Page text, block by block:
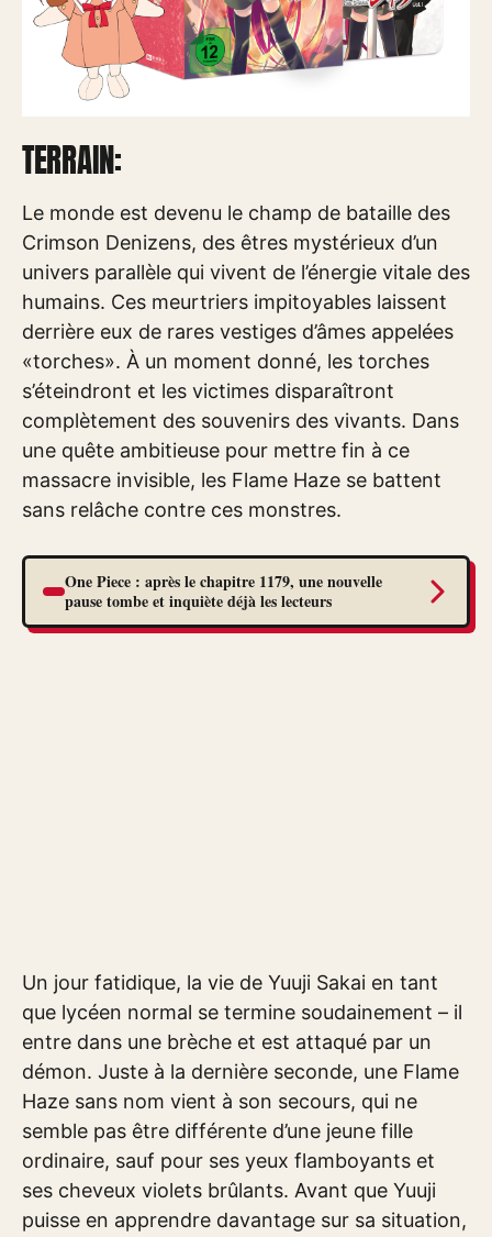
TERRAIN:
Le monde est devenu le champ de bataille des
Crimson Denizens, des êtres mystérieux d’un
univers parallèle qui vivent de l’énergie vitale des
humains. Ces meurtriers impitoyables laissent
derrière eux de rares vestiges d’âmes appelées
«torches». À un moment donné, les torches
s’éteindront et les victimes disparaîtront
complètement des souvenirs des vivants. Dans
une quête ambitieuse pour mettre fin à ce
massacre invisible, les Flame Haze se battent
sans relâche contre ces monstres.
One Piece : après le chapitre 1179, une nouvelle
pause tombe et inquiète déjà les lecteurs
Un jour fatidique, la vie de Yuuji Sakai en tant
que lycéen normal se termine soudainement – il
entre dans une brèche et est attaqué par un
démon. Juste à la dernière seconde, une Flame
Haze sans nom vient à son secours, qui ne
semble pas être différente d’une jeune fille
ordinaire, sauf pour ses yeux flamboyants et
ses cheveux violets brûlants. Avant que Yuuji
puisse en apprendre davantage sur sa situation,